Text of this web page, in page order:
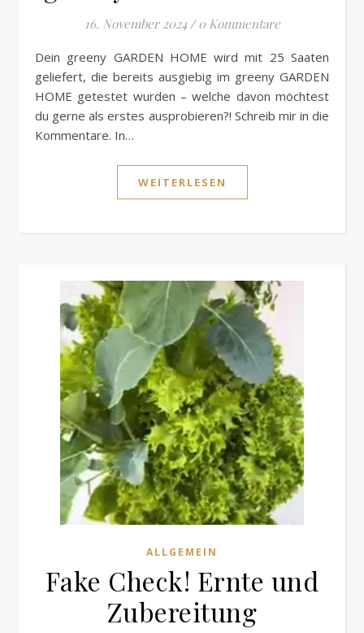
16. November 2024 / 0 Kommentare
Dein greeny GARDEN HOME wird mit 25 Saaten
geliefert, die bereits ausgiebig im greeny GARDEN
HOME getestet wurden – welche davon möchtest
du gerne als erstes ausprobieren?! Schreib mir in die
Kommentare. In…
WEITERLESEN
ALLGEMEIN
Fake Check! Ernte und
Zubereitung